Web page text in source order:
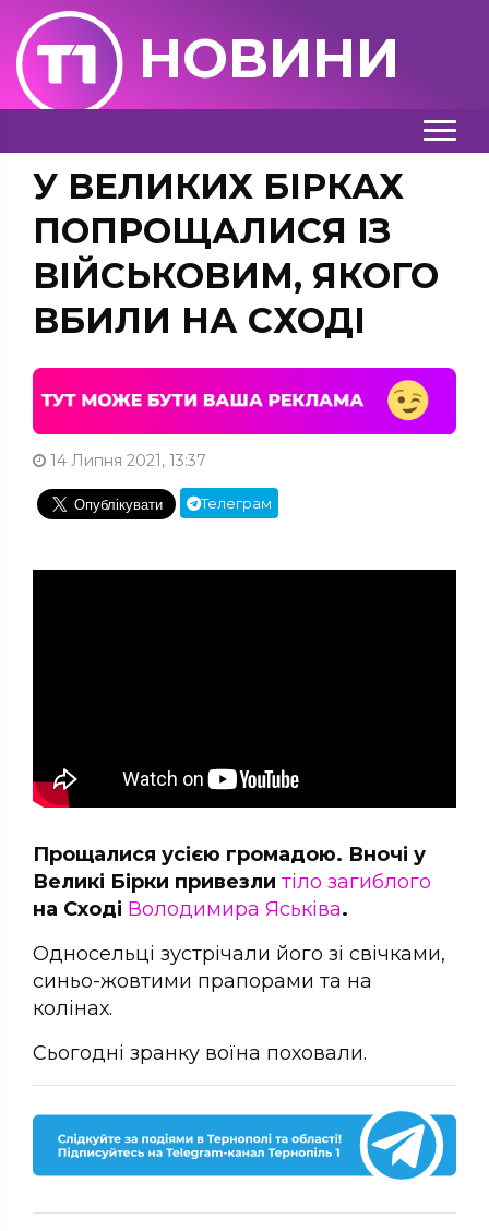
НОВИНИ
У ВЕЛИКИХ БІРКАХ
ПОПРОЩАЛИСЯ ІЗ
ВІЙСЬКОВИМ, ЯКОГО
ВБИЛИ НА СХОДІ
14 Липня 2021, 13:37
Телеграм
Прощалися усією громадою. Вночі у
Великі Бірки привезли тіло загиблого
на Сході Володимира Яськіва.
Односельці зустрічали його зі свічками,
синьо-жовтими прапорами та на
колінах.
Сьогодні зранку воїна поховали.